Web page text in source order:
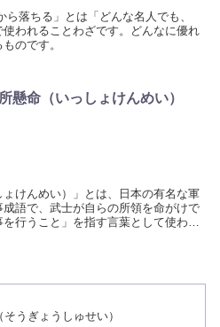
落ちる」とは「どんな名人でも、
われることわざです。どんなに優れ
のです。
懸命（いっしょけんめい）
けんめい）」とは、日本の有名な軍
語で、武士が自らの所領を命がけで
行うこと」を指す言葉として使われ
うぎょうしゅせい）